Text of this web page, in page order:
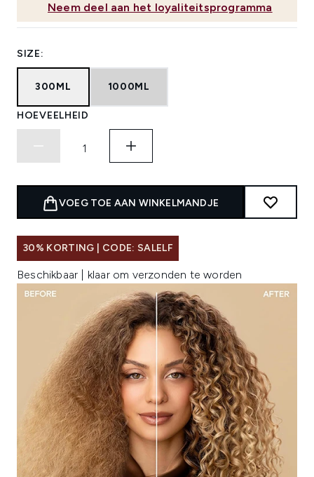
Neem deel aan het loyaliteitsprogramma
SIZE:
300ML 1000ML
HOEVEELHEID
VOEG TOE AAN WINKELMANDJE
30% KORTING | CODE: SALELF
Beschikbaar | klaar om verzonden te worden